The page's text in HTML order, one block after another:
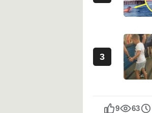
3
9 63